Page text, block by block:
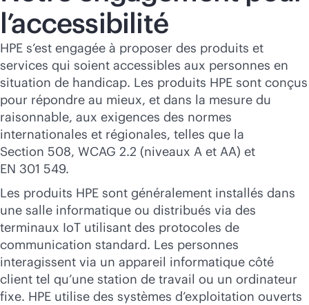
Acheter maintenant
l’accessibilité
HPE s’est engagée à proposer des produits et
services qui soient accessibles aux personnes en
situation de handicap. Les produits HPE sont conçus
pour répondre au mieux, et dans la mesure du
raisonnable, aux exigences des normes
internationales et régionales, telles que la
Section 508, WCAG 2.2 (niveaux A et AA) et
EN 301 549.
Les produits HPE sont généralement installés dans
une salle informatique ou distribués via des
terminaux IoT utilisant des protocoles de
communication standard. Les personnes
interagissent via un appareil informatique côté
client tel qu’une station de travail ou un ordinateur
fixe. HPE utilise des systèmes d’exploitation ouverts